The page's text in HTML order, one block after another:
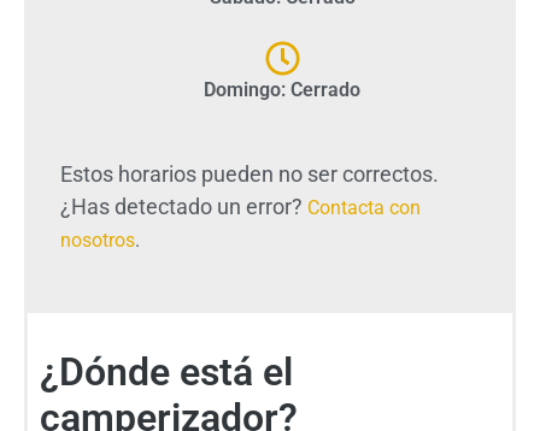
Domingo: Cerrado
Estos horarios pueden no ser correctos.
¿Has detectado un error? Contacta con
nosotros.
¿Dónde está el
camperizador?